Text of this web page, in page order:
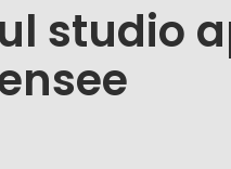
studio